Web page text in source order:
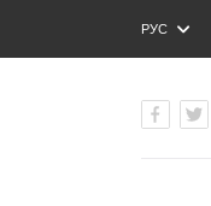
РУС
ENG